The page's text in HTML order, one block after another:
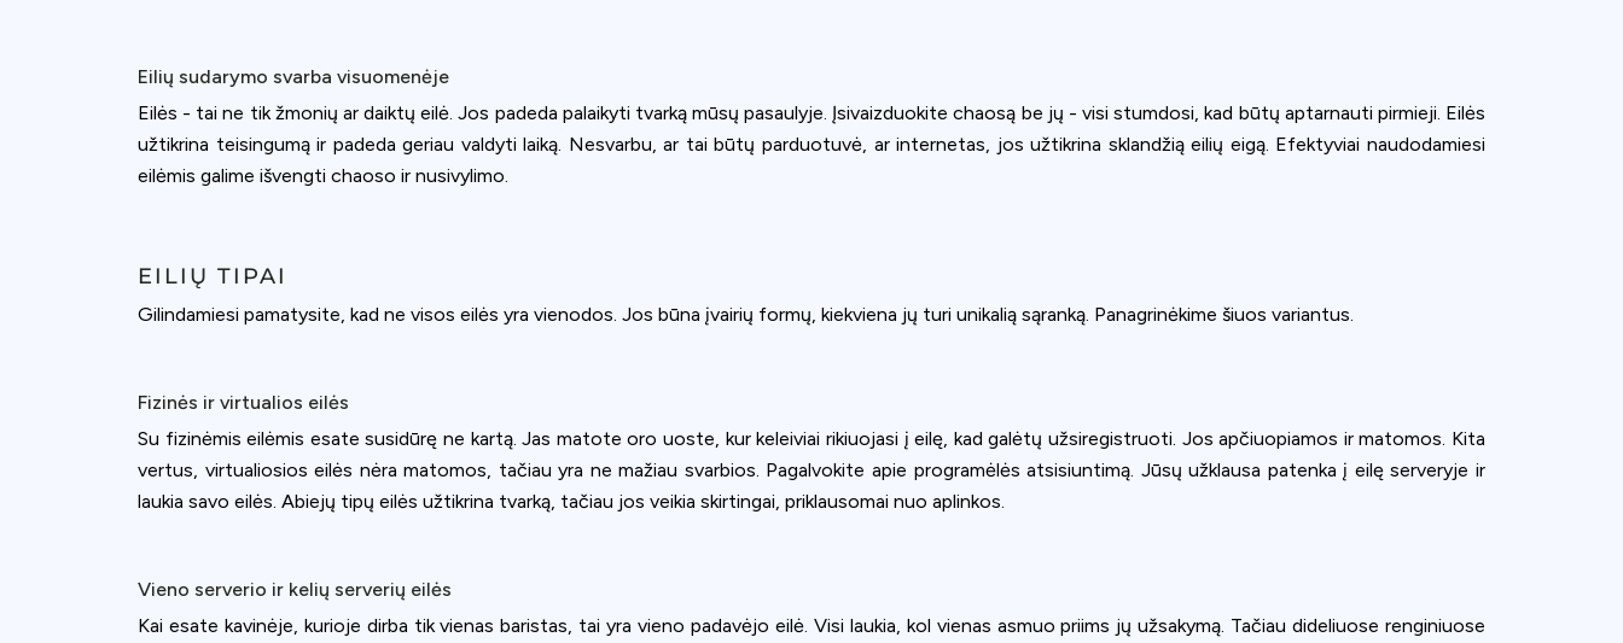
Eilių sudarymo svarba visuomenėje
Eilės - tai ne tik žmonių ar daiktų eilė. Jos padeda palaikyti tvarką mūsų pasaulyje. Įsivaizduokite chaosą be jų - visi stumdosi, kad būtų aptarnauti pirmieji. Eilės
užtikrina teisingumą ir padeda geriau valdyti laiką. Nesvarbu, ar tai būtų parduotuvė, ar internetas, jos užtikrina sklandžią eilių eigą. Efektyviai naudodamiesi
eilėmis galime išvengti chaoso ir nusivylimo.
EILIŲ TIPAI
Gilindamiesi pamatysite, kad ne visos eilės yra vienodos. Jos būna įvairių formų, kiekviena jų turi unikalią sąranką. Panagrinėkime šiuos variantus.
Fizinės ir virtualios eilės
Su fizinėmis eilėmis esate susidūrę ne kartą. Jas matote oro uoste, kur keleiviai rikiuojasi į eilę, kad galėtų užsiregistruoti. Jos apčiuopiamos ir matomos. Kita
vertus, virtualiosios eilės nėra matomos, tačiau yra ne mažiau svarbios. Pagalvokite apie programėlės atsisiuntimą. Jūsų užklausa patenka į eilę serveryje ir
laukia savo eilės. Abiejų tipų eilės užtikrina tvarką, tačiau jos veikia skirtingai, priklausomai nuo aplinkos.
Vieno serverio ir kelių serverių eilės
Kai esate kavinėje, kurioje dirba tik vienas baristas, tai yra vieno padavėjo eilė. Visi laukia, kol vienas asmuo priims jų užsakymą. Tačiau dideliuose renginiuose